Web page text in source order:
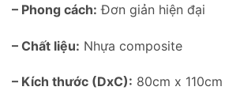
– Phong cách: Đơn giản hiện đại
– Chất liệu: Nhựa composite
– Kích thước (DxC): 80cm x 110cm